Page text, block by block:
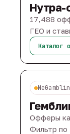
17,488
ГЕО и
Каталог
Офферы
Фильтр по